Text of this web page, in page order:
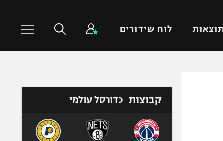
תוצאות לוח שידורים
טניס
כדורעף
קבוצות כדורסל עולמי